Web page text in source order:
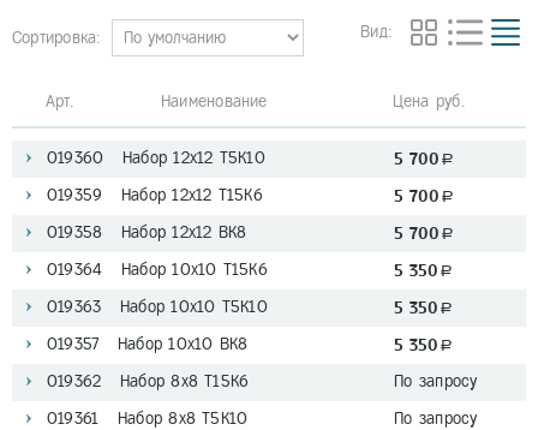
Сортировка: Вид:
Арт. Наименование Цена руб.
019360 Набор 12х12 Т5К10 5 700 a
019359 Набор 12х12 Т15К6 5 700 a
019358 Набор 12х12 ВК8 5 700 a
019364 Набор 10х10 Т15К6 5 350 a
019363 Набор 10х10 Т5К10 5 350 a
019357 Набор 10х10 ВК8 5 350 a
019362 Набор 8х8 Т15К6 По запросу
019361 Набор 8х8 Т5К10 По запросу